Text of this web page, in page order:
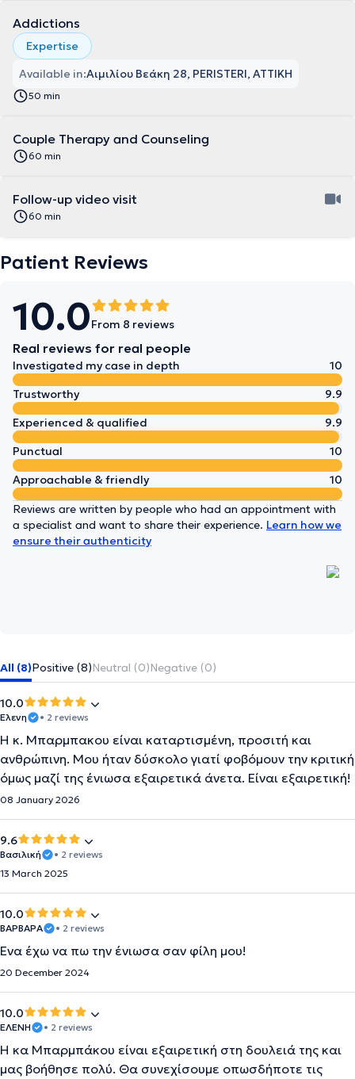
Addictions
Expertise
Available in:Αιμιλίου Βεάκη 28, PERISTERI, ΑΤΤΙΚΗ
50 min
Couple Therapy and Counseling
60 min
Follow-up video visit
60 min
Patient Reviews
10.0From 8 reviews
Real reviews for real people
Investigated my case in depth
10
Trustworthy
9.9
Experienced & qualified
9.9
Punctual
10
Approachable & friendly
10
Reviews are written by people who had an appointment with
a specialist and want to share their experience. Learn how we
ensure their authenticity
All (8)Positive (8)Neutral (0)Negative (0)
10.0
Ελενη • 2 reviews
Η κ. Μπαρμπακου είναι καταρτισμένη, προσιτή και
ανθρώπινη. Μου ήταν δύσκολο γιατί φοβόμουν την κριτική
όμως μαζί της ένιωσα εξαιρετικά άνετα. Είναι εξαιρετική!
08 January 2026
9.6
Βασιλική
• 2 reviews
13 March 2025
10.0
ΒΑΡΒΑΡΑ • 2 reviews
Ένα έχω να πω την ένιωσα σαν φίλη μου!
20 December 2024
10.0
ΕΛΕΝΗ • 2 reviews
Η κα Μπαρμπάκου είναι εξαιρετική στη δουλειά της και
μας βοήθησε πολύ. Θα συνεχίσουμε οπωσδήποτε τις